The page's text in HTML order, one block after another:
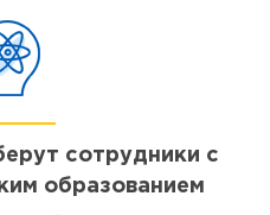
сотрудники с
образованием